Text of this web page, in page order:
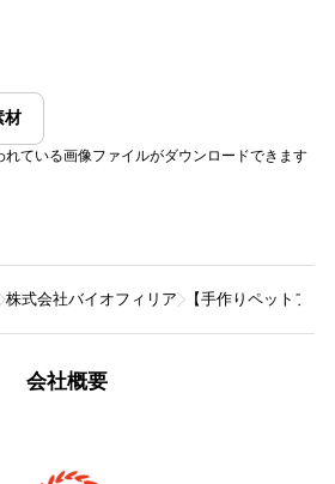
材
ている画像ファイルがダウンロードできます
株式会社バイオフィリア 【手作りペットフ
会社概要